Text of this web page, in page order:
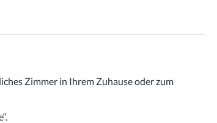
Zimmer in Ihrem Zuhause oder zum